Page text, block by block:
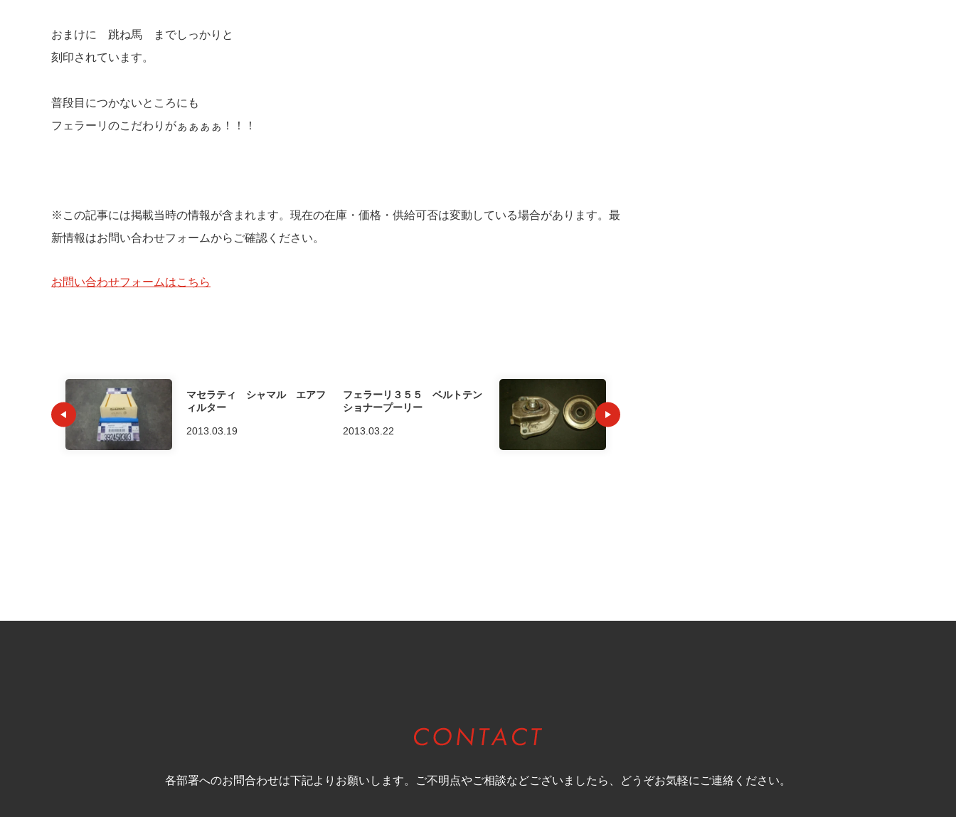
おまけに 跳ね馬 までしっかりと
刻印されています。
普段目につかないところにも
フェラーリのこだわりがぁぁぁぁ！！！
※この記事には掲載当時の情報が含まれます。現在の在庫・価格・供給可否は変動している場合があります。最
新情報はお問い合わせフォームからご確認ください。
お問い合わせフォームはこちら
マセラティ シャマル エアフ
ィルター
2013.03.19
フェラーリ３５５ ベルトテン
ショナープーリー
2013.03.22
各部署へのお問合わせは下記よりお願いします。
ご不明点やご相談などございましたら、 どうぞお気軽にご連絡ください。